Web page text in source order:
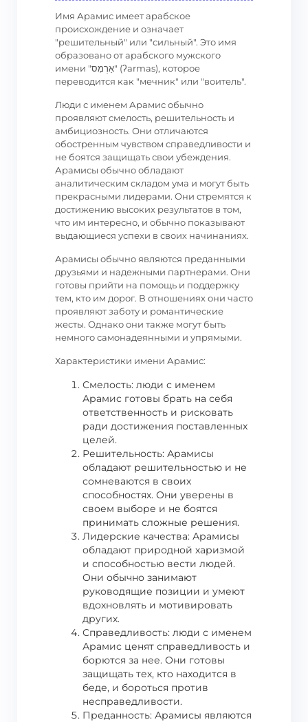
Имя Арамис имеет арабское
происхождение и означает
"решительный" или "сильный". Это имя
образовано от арабского мужского
имени "אַרְמָס" (ʔarmas), которое
переводится как "мечник" или "воитель".
Люди с именем Арамис обычно
проявляют смелость, решительность и
амбициозность. Они отличаются
обостренным чувством справедливости и
не боятся защищать свои убеждения.
Арамисы обычно обладают
аналитическим складом ума и могут быть
прекрасными лидерами. Они стремятся к
достижению высоких результатов в том,
что им интересно, и обычно показывают
выдающиеся успехи в своих начинаниях.
Арамисы обычно являются преданными
друзьями и надежными партнерами. Они
готовы прийти на помощь и поддержку
тем, кто им дорог. В отношениях они часто
проявляют заботу и романтические
жесты. Однако они также могут быть
немного самонадеянными и упрямыми.
Характеристики имени Арамис:
Смелость: люди с именем
Арамис готовы брать на себя
ответственность и рисковать
ради достижения поставленных
целей.
Решительность: Арамисы
обладают решительностью и не
сомневаются в своих
способностях. Они уверены в
своем выборе и не боятся
принимать сложные решения.
Лидерские качества: Арамисы
обладают природной харизмой
и способностью вести людей.
Они обычно занимают
руководящие позиции и умеют
вдохновлять и мотивировать
других.
Справедливость: люди с именем
Арамис ценят справедливость и
борются за нее. Они готовы
защищать тех, кто находится в
беде, и бороться против
несправедливости.
Преданность: Арамисы являются